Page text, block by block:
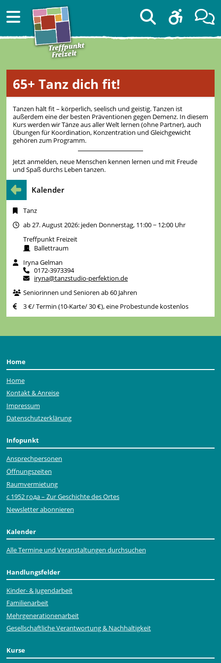
65+ Tanz dich fit!
Tanzen hält fit – körperlich, seelisch und geistig. Tanzen ist
außerdem eine der besten Präventionen gegen Demenz. In diesem
Kurs werden wir Tänze aus aller Welt lernen (ohne Partner), auch
Übungen für Koordination, Konzentration und Gleichgewicht
gehören zum Programm.
Jetzt anmelden, neue Menschen kennen lernen und mit Freude
und Spaß durchs Leben tanzen.
Kalender
Tanz
ab 27. August 2026: jeden Donnerstag, 11:00 − 12:00 Uhr
Treffpunkt Freizeit
Ballettraum
Iryna Gelman
0172-3973394
iryna@tanzstudio-perfektion.de
Seniorinnen und Senioren ab 60 Jahren
3 €/ Termin (10-Karte/ 30 €), eine Probestunde kostenlos
Home
Home
Kontakt & Anreise
Impressum
Datenschutzerklärung
Infopunkt
Ansprechpersonen
Öffnungszeiten
Raumvermietung
с 1952 года – Zur Geschichte des Ortes
Newsletter abonnieren
Kalender
Alle Termine und Veranstaltungen durchsuchen
Handlungsfelder
Kinder- & Jugendarbeit
Familienarbeit
Mehr­generationen­arbeit
Gesellschaftliche Verantwortung & Nachhaltigkeit
Kurse